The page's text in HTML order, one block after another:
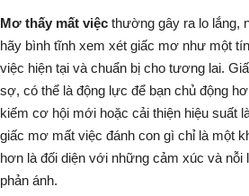
Mơ thấy mất việc thường gây ra lo lắng,
hãy bình tĩnh xem xét giấc mơ như một
việc hiện tại và chuẩn bị cho tương lai.
sợ, có thể là động lực để bạn chủ động
kiếm cơ hội mới hoặc cải thiện hiệu suất
giấc mơ mất việc đánh con gì chỉ là một
hơn là đối diện với những cảm xúc và nỗi
phản ánh.